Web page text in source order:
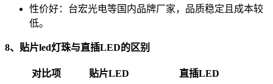
性价好：台宏光电等国内品牌厂家，品质稳定且成本较
低。
8、贴片led灯珠与直插LED的区别
对比项 贴片LED
直插LED